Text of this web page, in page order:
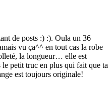
de posts :) :). Oula un 36
vu ça^^ en tout cas la robe
la longueur… elle est
petit truc en plus qui fait que ta
est toujours originale!